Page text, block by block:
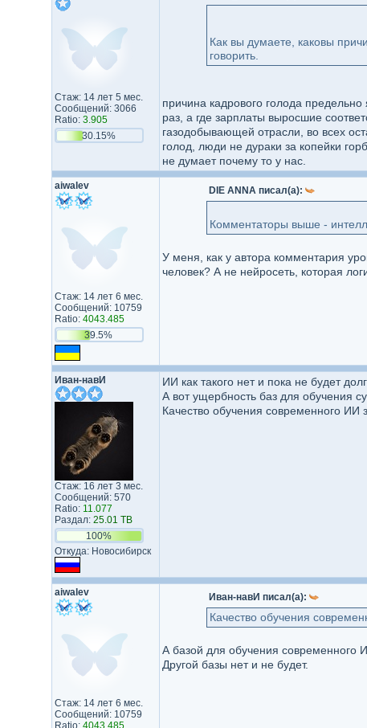
Стаж: 14 лет 5 мес.
Сообщений: 3066
Ratio: 3.905
30.15%
Как вы думаете, каковы
говорить.
причина кадрового голода
раз, а где зарплаты выросшие
газодобывающей отрасли, во всех
голод, люди не дураки за копейки
не думает почему то у нас.
aiwalev
Стаж: 14 лет 6 мес.
Сообщений: 10759
Ratio: 4043.485
39.5%
DIE ANNA писал(а):
Комментаторы выше -
У меня, как у автора комментария
человек? А не нейросеть, которая
Иван-навИ
Стаж: 16 лет 3 мес.
Сообщений: 570
Ratio: 11.077
Раздал: 25.01 TB
100%
Откуда: Новосибирск
ИИ как такого нет и пока не будет
А вот ущербность баз для обучения
Качество обучения современного ИИ
aiwalev
Стаж: 14 лет 6 мес.
Сообщений: 10759
Ratio: 4043.485
Иван-навИ писал(а):
Качество обучения
А базой для обучения современного
Другой базы нет и не будет.